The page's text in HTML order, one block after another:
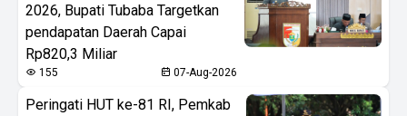
2026, Bupati Tubaba Targetkan
pendapatan Daerah Capai
Rp820,3 Miliar
155 07-Aug-2026
Peringati HUT ke-81 RI, Pemkab